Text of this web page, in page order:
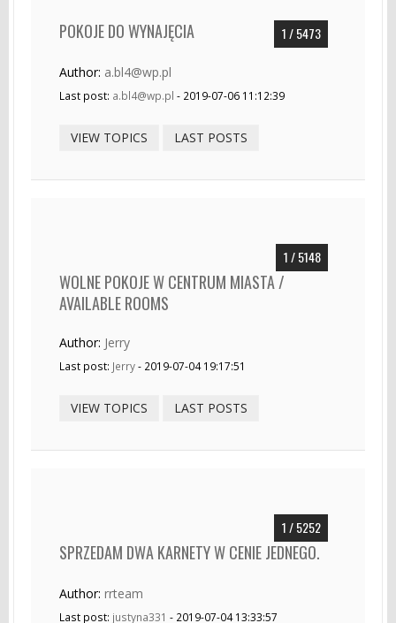
1 / 5473
POKOJE DO WYNAJĘCIA
Author: a.bl4@wp.pl
Last post: a.bl4@wp.pl - 2019-07-06 11:12:39
VIEW TOPICS LAST POSTS
1 / 5148
WOLNE POKOJE W CENTRUM MIASTA /
AVAILABLE ROOMS
Author: Jerry
Last post: Jerry- 2019-07-04 19:17:51
VIEW TOPICS LAST POSTS
1 / 5252
SPRZEDAM DWA KARNETY W CENIE JEDNEGO.
Author: rrteam
Last post: justyna331 - 2019-07-04 13:33:57